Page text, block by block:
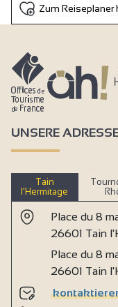
Zum Reiseplaner
UNSERE
Tain
l’Hermitage
Place du 8
26601 Tain
Place du 8
26601 Tain